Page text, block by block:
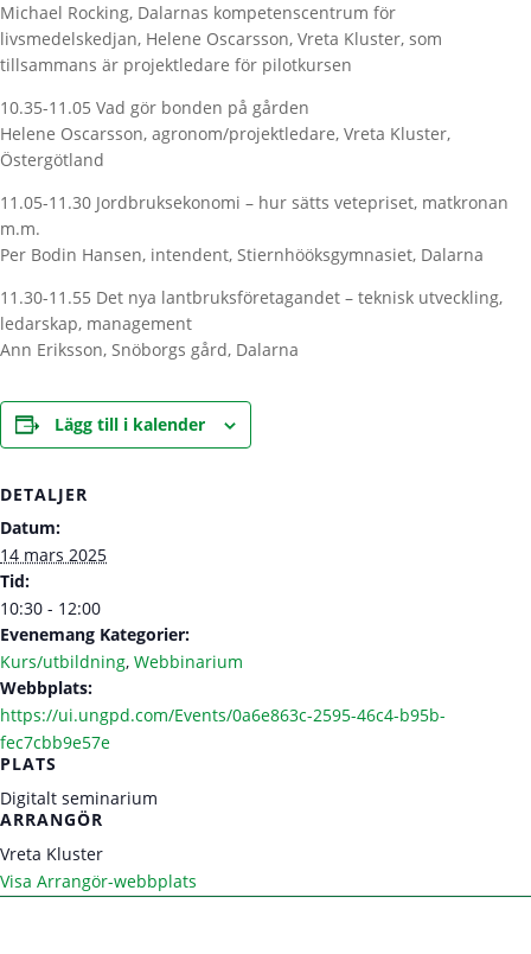
Michael Rocking, Dalarnas kompetenscentrum för
livsmedelskedjan, Helene Oscarsson, Vreta Kluster, som
tillsammans är projektledare för pilotkursen
10.35-11.05 Vad gör bonden på gården
Helene Oscarsson, agronom/projektledare, Vreta Kluster,
Östergötland
11.05-11.30 Jordbruksekonomi – hur sätts vetepriset, matkronan
m.m.
Per Bodin Hansen, intendent, Stiernhööksgymnasiet, Dalarna
11.30-11.55 Det nya lantbruksföretagandet – teknisk utveckling,
ledarskap, management
Ann Eriksson, Snöborgs gård, Dalarna
Lägg till i kalender
DETALJER
Datum:
14 mars 2025
Tid:
10:30 - 12:00
Evenemang Kategorier:
Kurs/utbildning, Webbinarium
Webbplats:
https://ui.ungpd.com/Events/0a6e863c-2595-46c4-b95b-
fec7cbb9e57e
PLATS
Digitalt seminarium
ARRANGÖR
Vreta Kluster
Visa Arrangör-webbplats